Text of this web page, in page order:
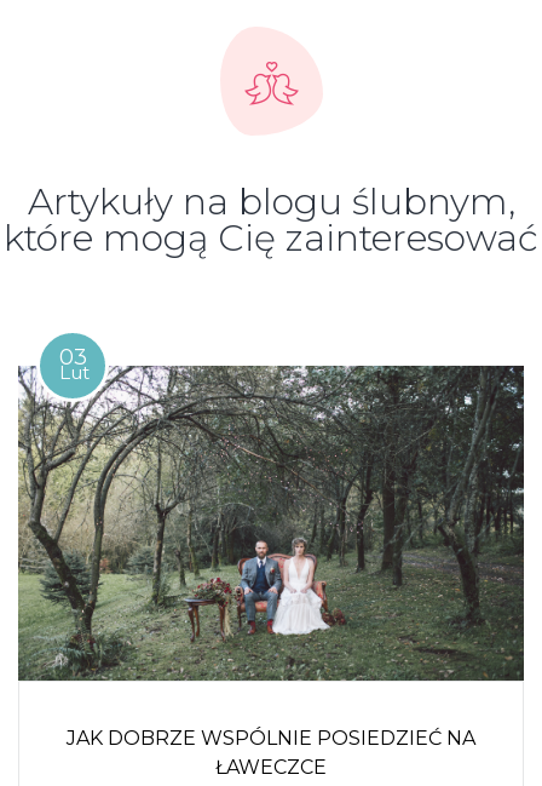
Artykuły na blogu ślubnym,
które mogą Cię zainteresować
03
Lut
JAK DOBRZE WSPÓLNIE POSIEDZIEĆ NA
ŁAWECZCE